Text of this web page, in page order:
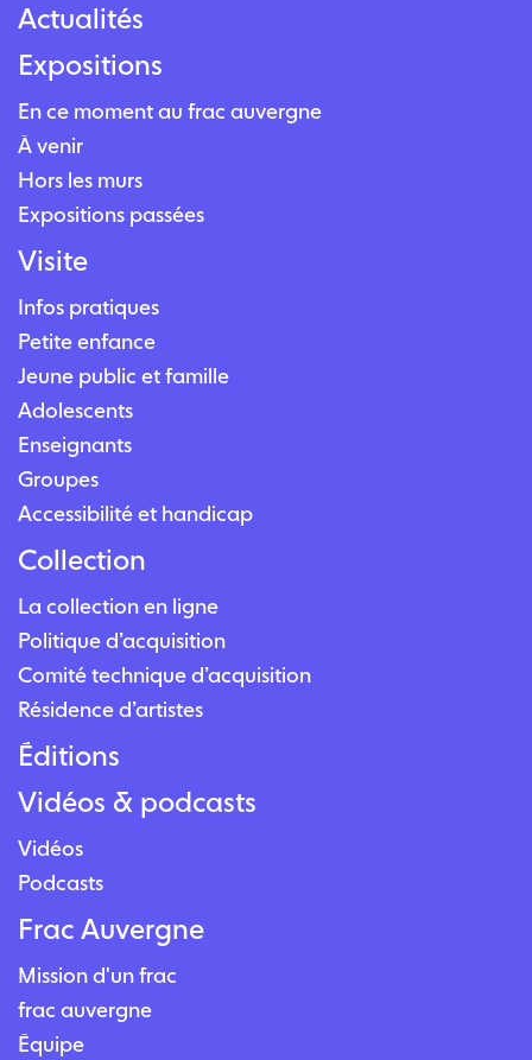
Actualités
Expositions
En ce moment au frac auvergne
À venir
Hors les murs
Expositions passées
Visite
Infos pratiques
Petite enfance
Jeune public et famille
Adolescents
Enseignants
Groupes
Accessibilité et handicap
Collection
La collection en ligne
Politique d’acquisition
Comité technique d’acquisition
Résidence d’artistes
Éditions
Vidéos & podcasts
Vidéos
Podcasts
Frac Auvergne
Mission d'un frac
frac auvergne
Équipe